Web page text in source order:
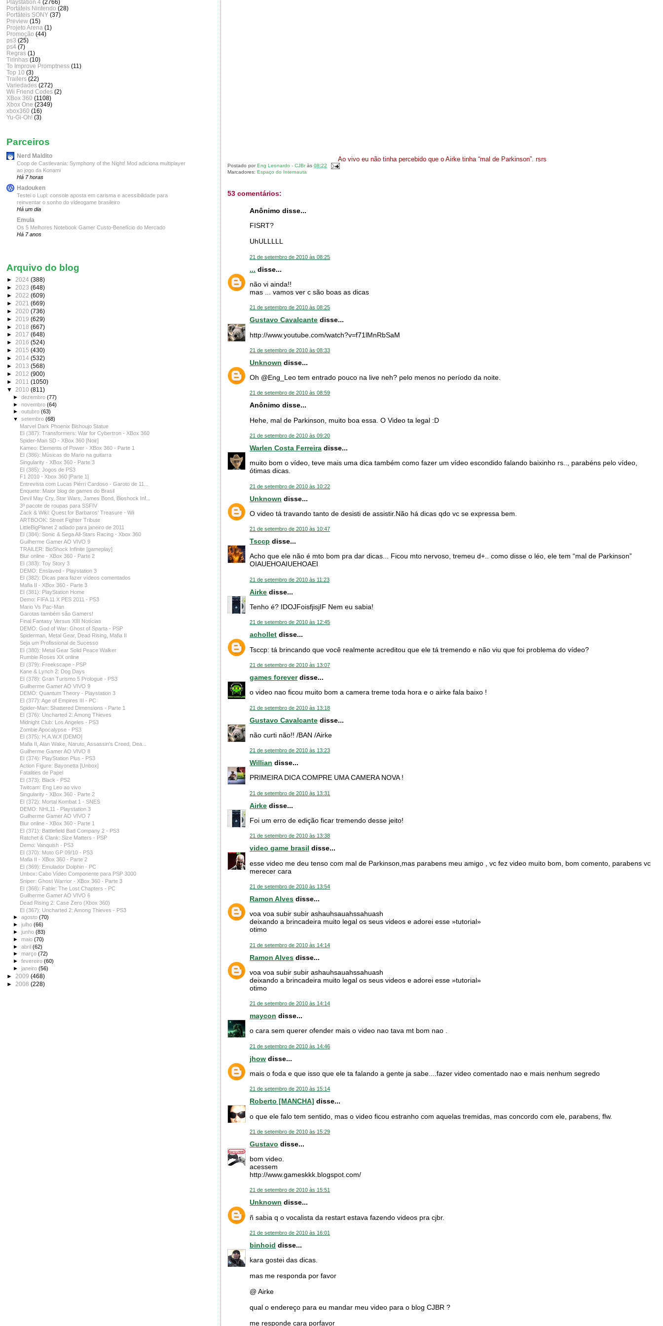
Ao vivo eu não tinha percebido que o Airke tinha “mal de Parkinson”. rsrs
Postado porEng Leonardo - CJBràs08:22
Marcadores:Espaço do Internauta
53 comentários:
Anônimo disse...
FISRT?
UhULLLLL
21 de setembro de 2010 às 08:25
... disse...
não vi ainda!!
mas ... vamos ver c são boas as dicas
21 de setembro de 2010 às 08:25
Gustavo Cavalcante disse...
http://www.youtube.com/watch?v=f71lMnRbSaM
21 de setembro de 2010 às 08:33
Unknown disse...
Oh @Eng_Leo tem entrado pouco na live neh? pelo menos no período da noite.
21 de setembro de 2010 às 08:59
Anônimo disse...
Hehe, mal de Parkinson, muito boa essa. O Video ta legal :D
21 de setembro de 2010 às 09:20
Warlen Costa Ferreira disse...
muito bom o vídeo, teve mais uma dica também como fazer um vídeo escondido falando baixinho rs.., parabéns pelo vídeo,
ótimas dicas.
21 de setembro de 2010 às 10:22
Unknown disse...
O video tá travando tanto de desisti de assistir.Não há dicas qdo vc se expressa bem.
21 de setembro de 2010 às 10:47
Tsccp disse...
Acho que ele não é mto bom pra dar dicas... Ficou mto nervoso, tremeu d+.. como disse o léo, ele tem “mal de Parkinson”
OIAUEHOAIUEHOAEI
21 de setembro de 2010 às 11:23
Airke disse...
Tenho é? IDOJFoisfjisjIF Nem eu sabia!
21 de setembro de 2010 às 12:45
achollet disse...
Tsccp: tá brincando que você realmente acreditou que ele tá tremendo e não viu que foi problema do vídeo?
21 de setembro de 2010 às 13:07
games foreverdisse...
o video nao ficou muito bom a camera treme toda hora e o airke fala baixo !
21 de setembro de 2010 às 13:18
Gustavo Cavalcante disse...
não curti não!! /BAN /Airke
21 de setembro de 2010 às 13:23
Willian disse...
PRIMEIRA DICA COMPRE UMA CAMERA NOVA !
21 de setembro de 2010 às 13:31
Airke disse...
Foi um erro de edição ficar tremendo desse jeito!
21 de setembro de 2010 às 13:38
video game brasil disse...
esse video me deu tenso com mal de Parkinson,mas parabens meu amigo , vc fez video muito bom, bom comento, parabens vc
merecer cara
21 de setembro de 2010 às 13:54
Ramon Alves disse...
voa voa subir subir ashauhsauahssahuash
deixando a brincadeira muito legal os seus videos e adorei esse »tutorial»
otimo
21 de setembro de 2010 às 14:14
Ramon Alves disse...
voa voa subir subir ashauhsauahssahuash
deixando a brincadeira muito legal os seus videos e adorei esse »tutorial»
otimo
21 de setembro de 2010 às 14:14
maycon disse...
o cara sem querer ofender mais o video nao tava mt bom nao .
21 de setembro de 2010 às 14:46
jhow disse...
mais o foda e que isso que ele ta falando a gente ja sabe....fazer video comentado nao e mais nenhum segredo
21 de setembro de 2010 às 15:14
Roberto [MANCHA] disse...
o que ele falo tem sentido, mas o video ficou estranho com aquelas tremidas, mas concordo com ele, parabens, flw.
21 de setembro de 2010 às 15:29
Gustavo disse...
bom video.
acessem
http://www.gameskkk.blogspot.com/
21 de setembro de 2010 às 15:51
Unknown disse...
ñ sabia q o vocalista da restart estava fazendo videos pra cjbr.
21 de setembro de 2010 às 16:01
binhoid disse...
kara gostei das dicas.
mas me responda por favor
@ Airke
qual o endereço para eu mandar meu video para o blog CJBR ?
me responde cara porfavor
Playstation 4 (2766)
Portáteis Nintendo (28)
Portáteis SONY (37)
Preview (15)
Projeto Arena (1)
Promoção (44)
ps3 (25)
ps4 (7)
Regras (1)
Tirinhas (10)
To Improve Promptness (11)
Top 10 (3)
Trailers (22)
Variedades (272)
Wii Friend Codes (2)
XBox 360 (1108)
Xbox One (2349)
xbox360 (16)
Yu-Gi-Oh! (3)
Parceiros
Nerd Maldito
Coop de Castlevania: Symphony of the Night! Mod adiciona multiplayer
ao jogo da Konami
Há 7 horas
Hadouken
Testei o Lupi: console aposta em carisma e acessibilidade para
reinventar o sonho do videogame brasileiro
Há um dia
Emula
Os 5 Melhores Notebook Gamer Custo-Benefício do Mercado
Há 7 anos
Arquivo do blog
► 2024 (388)
► 2023 (648)
► 2022 (609)
► 2021 (669)
► 2020 (736)
► 2019 (629)
► 2018 (667)
► 2017 (648)
► 2016 (524)
► 2015 (430)
► 2014 (532)
► 2013 (568)
► 2012 (900)
► 2011 (1050)
▼ 2010 (811)
►dezembro(77)
►novembro(64)
►outubro(63)
▼setembro(68)
Marvel Dark Phoenix Bishoujo Statue
EI (387): Transformers: War for Cybertron - XBox 360
Spider-Man SD - XBox 360 [Noir]
Kameo: Elements of Power - XBox 360 - Parte 1
EI (386): Músicas do Mario na guitarra
Singularity - XBox 360 - Parte 3
EI (385): Jogos de PS3
F1 2010 - Xbox 360 [Parte 1]
Entrevista com Lucas Piérri Cardoso - Garoto de 11...
Enquete: Maior blog de games do Brasil
Devil May Cry, Star Wars, James Bond, Bioshock Inf...
3º pacote de roupas para SSFIV
Zack & Wiki: Quest for Barbaros' Treasure - Wii
ARTBOOK: Street Fighter Tribute
LittleBigPlanet 2 adiado para janeiro de 2011
EI (384): Sonic & Sega All-Stars Racing - Xbox 360
Guilherme Gamer AO VIVO 9
TRAILER: BioShock Infinite [gameplay]
Blur online - XBox 360 - Parte 2
EI (383): Toy Story 3
DEMO: Enslaved - Playstation 3
EI (382): Dicas para fazer vídeos comentados
Mafia II - XBox 360 - Parte 3
EI (381): PlayStation Home
Demo: FIFA 11 X PES 2011 - PS3
Mario Vs Pac-Man
Garotas também são Gamers!
Final Fantasy Versus XIII Notícias
DEMO: God of War: Ghost of Sparta - PSP
Spiderman, Metal Gear, Dead Rising, Mafia II
Seja um Profissional de Sucesso
EI (380): Metal Gear Solid Peace Walker
Rumble Roses XX online
EI (379): Freekscape - PSP
Kane & Lynch 2: Dog Days
EI (378): Gran Turismo 5 Prologue - PS3
Guilherme Gamer AO VIVO 9
DEMO: Quantum Theory - Playstation 3
EI (377): Age of Empires III - PC
Spider-Man: Shattered Dimensions - Parte 1
EI (376): Uncharted 2: Among Thieves
Midnight Club: Los Angeles - PS3
Zombie Apocalypse - PS3
EI (375): H.A.W.X [DEMO]
Mafia II, Alan Wake, Naruto, Assassin's Creed, Dea...
Guilherme Gamer AO VIVO 8
EI (374): PlayStation Plus - PS3
Action Figure: Bayonetta [Unbox]
Fatalities de Papel
EI (373): Black - PS2
Twitcam: Eng Leo ao vivo
Singularity - XBox 360 - Parte 2
EI (372): Mortal Kombat 1 - SNES
DEMO: NHL11 - Playstation 3
Guilherme Gamer AO VIVO 7
Blur online - XBox 360 - Parte 1
EI (371): Battlefield Bad Company 2 - PS3
Ratchet & Clank: Size Matters - PSP
Demo: Vanquish - PS3
EI (370): Moto GP 09/10 - PS3
Mafia II - XBox 360 - Parte 2
EI (369): Emulador Dolphin - PC
Unbox: Cabo Vídeo Componente para PSP 3000
Sniper: Ghost Warrior - XBox 360 - Parte 3
EI (368): Fable: The Lost Chapters - PC
Guilherme Gamer AO VIVO 6
Dead Rising 2: Case Zero (Xbox 360)
EI (367): Uncharted 2: Among Thieves - PS3
►agosto(70)
►julho(66)
►junho(83)
►maio(70)
►abril(62)
►março(72)
►fevereiro(60)
►janeiro(56)
► 2009 (468)
► 2008 (228)